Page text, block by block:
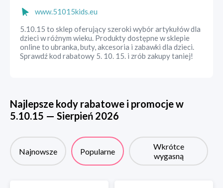
www.51015kids.eu
5.10.15 to sklep oferujący szeroki wybór artykułów dla
dzieci w różnym wieku. Produkty dostępne w sklepie
online to ubranka, buty, akcesoria i zabawki dla dzieci.
Sprawdź kod rabatowy 5. 10. 15. i zrób zakupy taniej!
Najlepsze kody rabatowe i promocje w
5.10.15 — Sierpień 2026
Najnowsze Popularne
Wkrótce
wygasną